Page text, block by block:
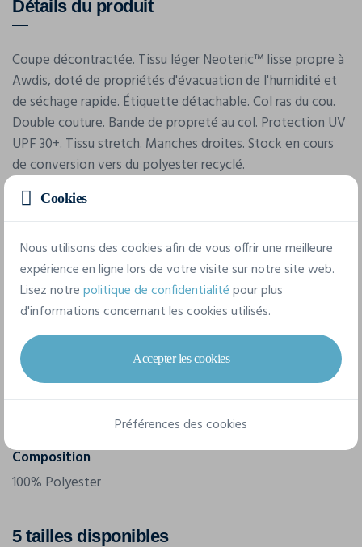
Détails du produit
Coupe décontractée. Tissu léger Neoteric™ lisse propre à
Awdis, doté de propriétés d'évacuation de l'humidité et
de séchage rapide. Étiquette détachable. Col ras du cou.
Double couture. Bande de propreté au col. Protection UV
UPF 30+. Tissu stretch. Manches droites. Stock en cours
de conversion vers du polyester recyclé.
Caractéristiques
Marque
Awdis
Référence
JC020J
Grammage
Composition
100% Polyester
5 tailles disponibles
Cookies
Nous utilisons des cookies afin de vous offrir une meilleure
expérience en ligne lors de votre visite sur notre site web.
Lisez notrepolitique de confidentialitépour plus
d'informations concernant les cookies utilisés.
Accepter les cookies
Préférences des cookies